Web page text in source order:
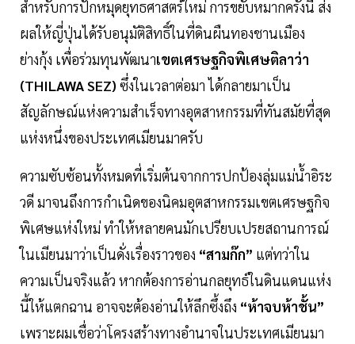
สำหรับการปักหมุดยุทธศาสตร์ใหม่ การขยับหมากครั้งนี้ ส่ง
ผลให้ญี่ปุ่นได้รับอนุมัติสิทธิ์ในที่ดินผืนทองชานเมือง
ย่างกุ้ง เพื่อร่วมทุนพัฒนาเขตเศรษฐกิจพิเศษติลาว่า
(THILAWA SEZ) ซึ่งในเวลาต่อมา ได้กลายมาเป็น
สัญลักษณ์แห่งความสำเร็จทางอุตสาหกรรมที่ทันสมัยที่สุด
แห่งหนึ่งของประเทศเมียนมาครับ
ความซับซ้อนทั้งหมดที่เริ่มต้นจากการปกป้องลุ่มแม่น้ำอิระ
วดี มาจนถึงการกำเนิดของนิคมอุตสาหกรรมเขตเศรษฐกิจ
พิเศษแห่งใหม่ ทำให้หลายคนมักเปรียบเปรยสถานการณ์
ในเมียนมาว่าเป็นดั่งเรื่องราวของ “สามก๊ก” แต่ทว่าใน
ความเป็นจริงแล้ว หากต้องการอ่านกลยุทธ์ในดินแดนแห่ง
นี้ให้แตกฉาน อาจจะต้องอ่านให้ลึกซึ้งถึง “ห้าจบห้าชั้น”
เพราะผมเชื่อว่าโครงสร้างทางอำนาจในประเทศเมียนมา